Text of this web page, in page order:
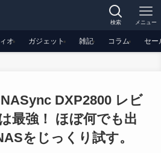
検索 メニュー
オ ガジェット 雑記 コラム セー
DXP2800 レビ
最強！ ほぼ何でも出
をじっくり試す。